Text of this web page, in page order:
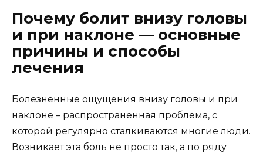
Почему болит внизу головы
и при наклоне — основные
причины и способы
лечения
Болезненные ощущения внизу головы и при
наклоне – распространенная проблема, с
которой регулярно сталкиваются многие люди.
Возникает эта боль не просто так, а по ряду